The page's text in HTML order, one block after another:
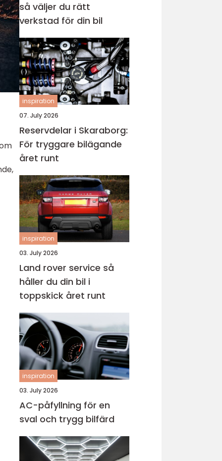
så väljer du rätt
verkstad för din bil
inspiration
07. July 2026
Reservdelar i Skaraborg:
För tryggare bilägande
året runt
inspiration
03. July 2026
Land rover service så
håller du din bil i
toppskick året runt
inspiration
03. July 2026
AC-påfyllning för en
sval och trygg bilfärd